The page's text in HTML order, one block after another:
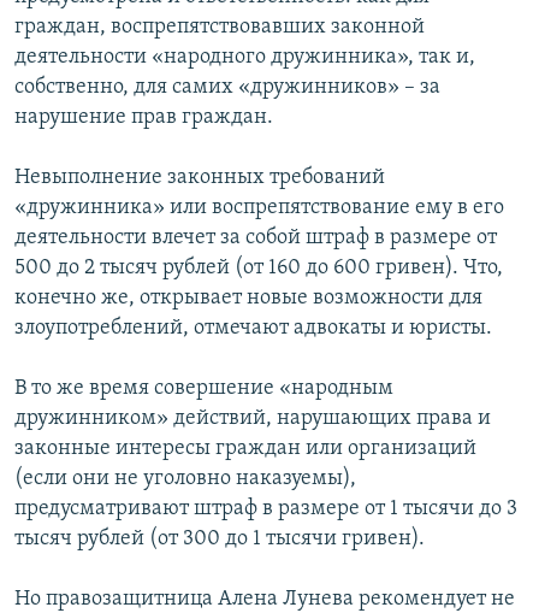
граждан, воспрепятствовавших законной
деятельности «народного дружинника», так и,
собственно, для самих «дружинников» – за
нарушение прав граждан.
Невыполнение законных требований
«дружинника» или воспрепятствование ему в его
деятельности влечет за собой штраф в размере от
500 до 2 тысяч рублей (от 160 до 600 гривен). Что,
конечно же, открывает новые возможности для
злоупотреблений, отмечают адвокаты и юристы.
В то же время совершение «народным
дружинником» действий, нарушающих права и
законные интересы граждан или организаций
(если они не уголовно наказуемы),
предусматривают штраф в размере от 1 тысячи до 3
тысяч рублей (от 300 до 1 тысячи гривен).
Но правозащитница Алена Лунева рекомендует не